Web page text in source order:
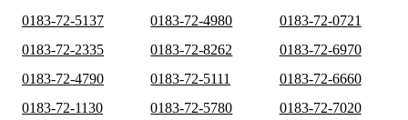
0183-72-5137
0183-72-4980
0183-72-0721
0183-72-2335
0183-72-8262
0183-72-6970
0183-72-4790
0183-72-5111
0183-72-6660
0183-72-1130
0183-72-5780
0183-72-7020